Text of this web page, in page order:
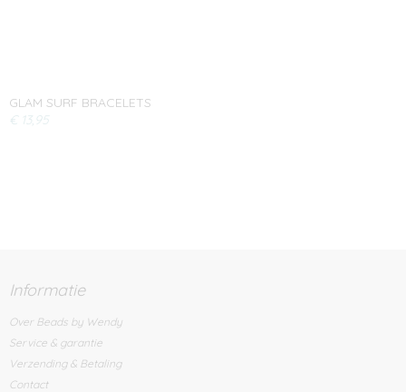
GLAM SURF BRACELETS
€ 13,95
Informatie
Over Beads by Wendy
Service & garantie
Verzending & Betaling
Contact